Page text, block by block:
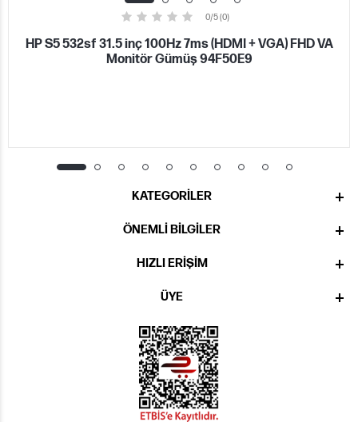
0/5 (0)
HP S5 532sf 31.5 inç 100Hz 7ms (HDMI + VGA) FHD VA
Monitör Gümüş 94F50E9
KATEGORILER
ÖNEMLI BILGILER
HIZLI ERIŞIM
ÜYE